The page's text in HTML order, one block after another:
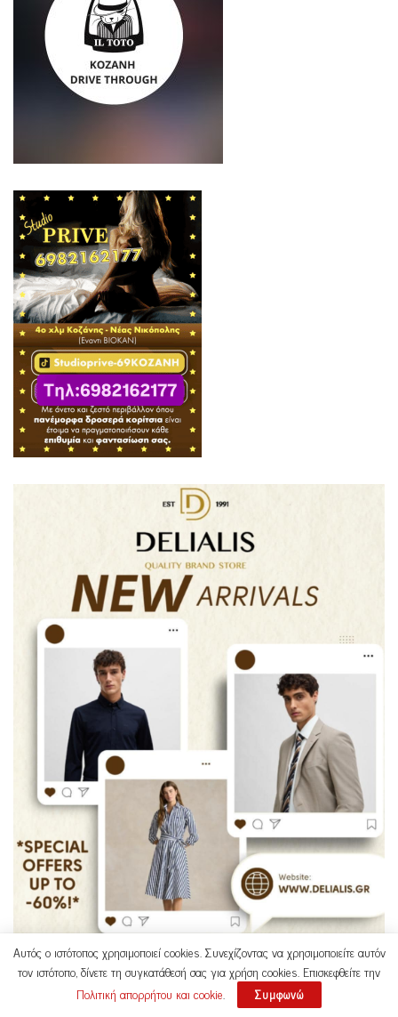
Αυτός ο ιστότοπος χρησιμοποιεί cookies. Συνεχίζοντας να χρησιμοποιείτε αυτόν
τον ιστότοπο, δίνετε τη συγκατάθεσή σας για χρήση cookies. Επισκεφθείτε την
Πολιτική απορρήτου και cookie. Συμφωνώ